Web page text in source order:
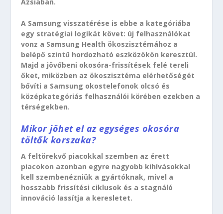
A Samsung visszatérése is ebbe a kategóriába
egy stratégiai logikát követ: új felhasználókat
vonz a Samsung Health ökoszisztémához a
belépő szintű hordozható eszközökön keresztül.
Majd a jövőbeni okosóra-frissítések felé tereli
őket, miközben az ökoszisztéma elérhetőségét
bővíti a Samsung okostelefonok olcsó és
középkategóriás felhasználói körében ezekben a
térségekben.
Mikor jöhet el az egységes okosóra
töltők korszaka?
A feltörekvő piacokkal szemben az érett
piacokon azonban egyre nagyobb kihívásokkal
kell szembenézniük a gyártóknak, mivel a
hosszabb frissítési ciklusok és a stagnáló
innováció lassítja a keresletet.